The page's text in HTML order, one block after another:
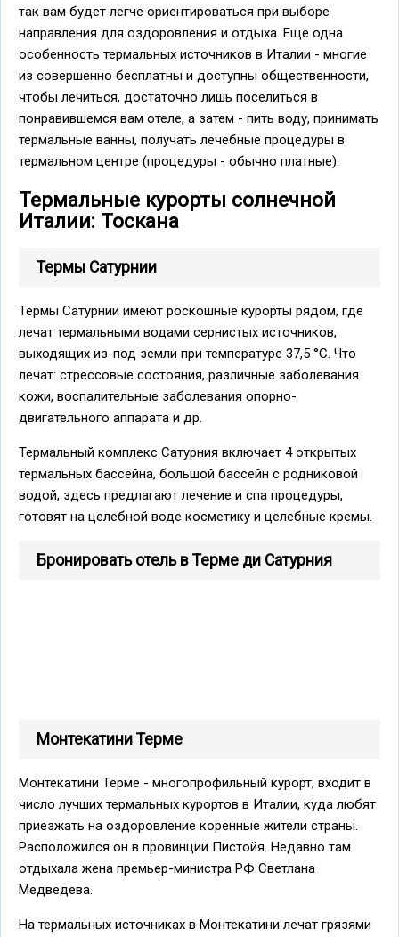
так вам будет легче ориентироваться при выборе
направления для оздоровления и отдыха. Еще одна
особенность термальных источников в Италии - многие
из совершенно бесплатны и доступны общественности,
чтобы лечиться, достаточно лишь поселиться в
понравившемся вам отеле, а затем - пить воду, принимать
термальные ванны, получать лечебные процедуры в
термальном центре (процедуры - обычно платные).
Термальные курорты солнечной
Италии: Тоскана
Термы Сатурнии
Термы Сатурнии имеют роскошные курорты рядом, где
лечат термальными водами сернистых источников,
выходящих из-под земли при температуре 37,5 °С. Что
лечат: стрессовые состояния, различные заболевания
кожи, воспалительные заболевания опорно-
двигательного аппарата и др.
Термальный комплекс Сатурния включает 4 открытых
термальных бассейна, большой бассейн с родниковой
водой, здесь предлагают лечение и спа процедуры,
готовят на целебной воде косметику и целебные кремы.
Бронировать отель в Терме ди Сатурния
Монтекатини Терме
Монтекатини Терме - многопрофильный курорт, входит в
число лучших термальных курортов в Италии, куда любят
приезжать на оздоровление коренные жители страны.
Расположился он в провинции Пистойя. Недавно там
отдыхала жена премьер-министра РФ Светлана
Медведева.
На термальных источниках в Монтекатини лечат грязями